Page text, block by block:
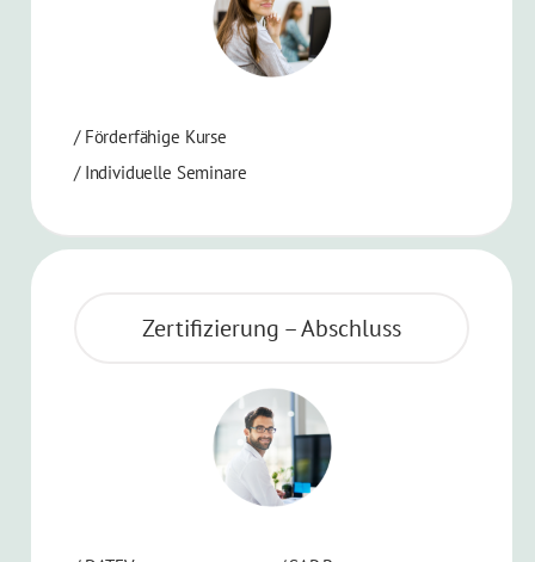
/ Förderfähige Kurse
/ Individuelle Seminare
Zertifizierung – Abschluss